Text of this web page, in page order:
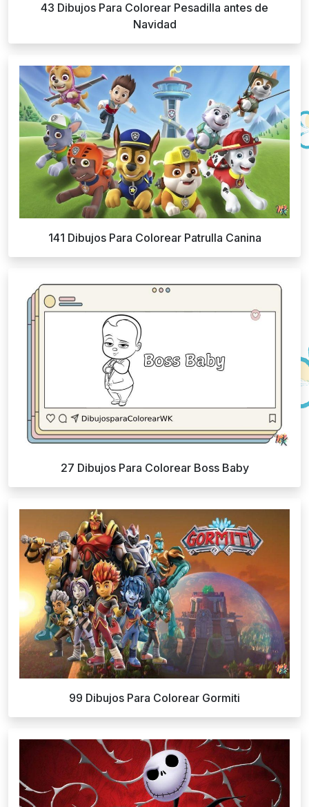
43 Dibujos Para Colorear Pesadilla antes de
Navidad
141 Dibujos Para Colorear Patrulla Canina
27 Dibujos Para Colorear Boss Baby
99 Dibujos Para Colorear Gormiti